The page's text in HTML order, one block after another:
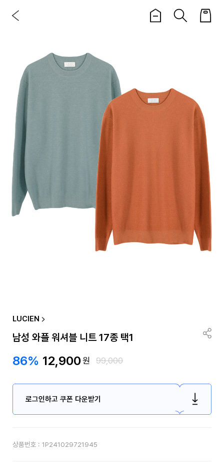
LUCIEN
남성 와플 워셔블 니트 17종 택1
86% 12,900원 99,000
로그인하고 쿠폰 다운받기
상품번호 : 1P241029721945